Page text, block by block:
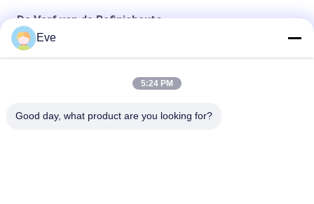
De Verf van de Refinishauto
Hoge dekking van fabrieksleveringen van automobielverf
Voorgemengde autoverf Acrylverf voor autosproeiing
Multifunktioneel autoverf Havana Grijze kleur Onskadelijk
Eve
5:24 PM
Good day, what product are you looking for?